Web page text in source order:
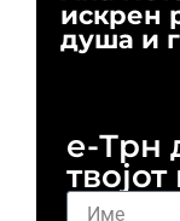
искрен
душа и
е-Трн